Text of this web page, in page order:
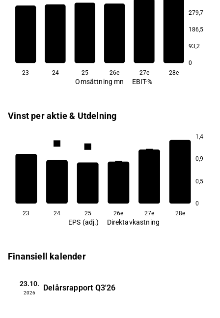
279,7
186,5
93,2
0
23 24 25 26e 27e 28e
Omsättning mn EBIT-%
Vinst per aktie & Utdelning
1,4
0,9
0,5
0
6,8
6,4
23 24 25 26e 27e 28e
EPS (adj.) Direktavkastning
Finansiell kalender
23.10.
2026
Delårsrapport Q3'26